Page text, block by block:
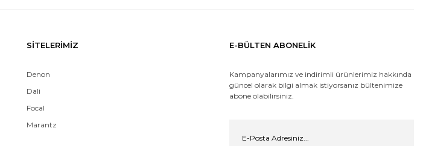
SİTELERİMİZ
Denon
Dali
Focal
Marantz
E-BÜLTEN ABONELİK
Kampanyalarımız ve indirimli ürünlerimiz hakkında
güncel olarak bilgi almak istiyorsanız bültenimize
abone olabilirsiniz.